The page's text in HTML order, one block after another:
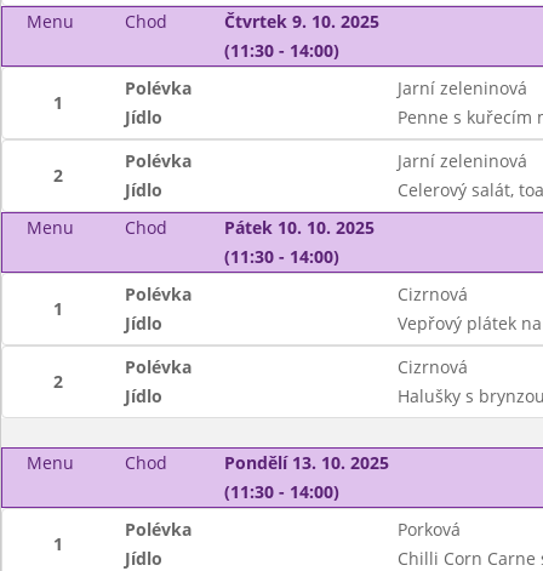
Menu
Chod
Čtvrtek 9. 10. 2025
(11:30 - 14:00)
1
Polévka
Jarní zeleninová
Jídlo
Penne s kuřecím
2
Polévka
Jarní zeleninová
Jídlo
Celerový salát,
Menu
Chod
Pátek 10. 10. 2025
(11:30 - 14:00)
1
Polévka
Cizrnová
Jídlo
Vepřový plátek
2
Polévka
Cizrnová
Jídlo
Halušky s
Menu Chod
Pondělí 13. 10. 2025
(11:30 - 14:00)
1
Polévka
Porková
Jídlo
Chilli Corn Carne